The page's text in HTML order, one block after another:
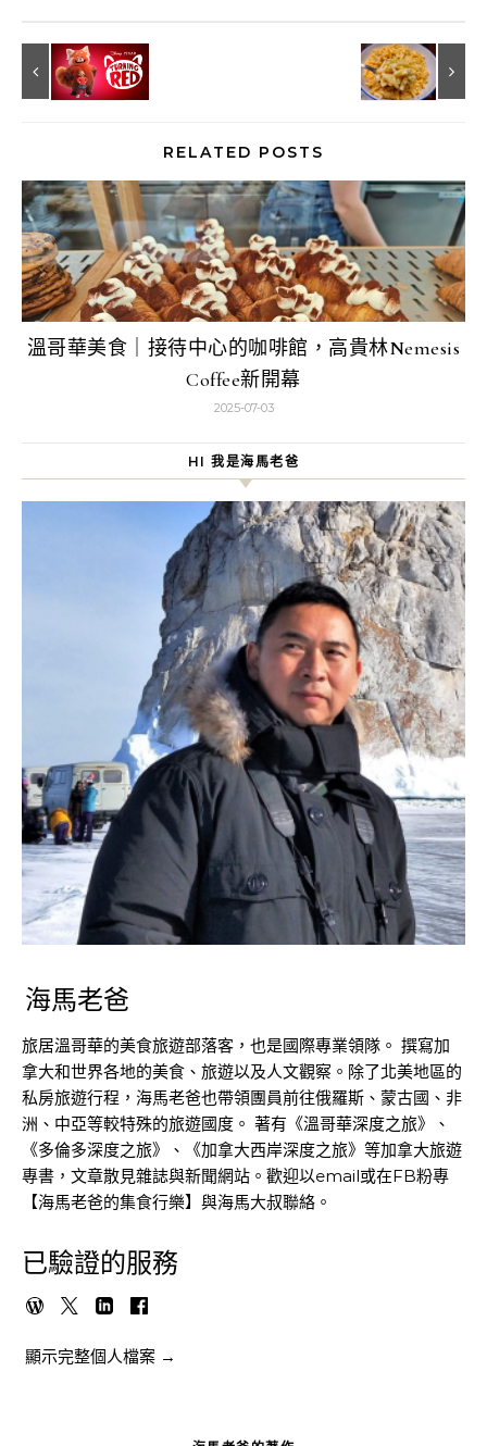
RELATED POSTS
溫哥華美食｜接待中心的咖啡館，高貴林Nemesis
Coffee新開幕
2025-07-03
HI 我是海馬老爸
海馬老爸
旅居溫哥華的美食旅遊部落客，也是國際專業領隊。 撰寫加
拿大和世界各地的美食、旅遊以及人文觀察。除了北美地區的
私房旅遊行程，海馬老爸也帶領團員前往俄羅斯、蒙古國、非
洲、中亞等較特殊的旅遊國度。 著有《溫哥華深度之旅》、
《多倫多深度之旅》、《加拿大西岸深度之旅》等加拿大旅遊
專書，文章散見雜誌與新聞網站。歡迎以email或在FB粉專
【海馬老爸的集食行樂】與海馬大叔聯絡。
已驗證的服務
顯示完整個人檔案 →